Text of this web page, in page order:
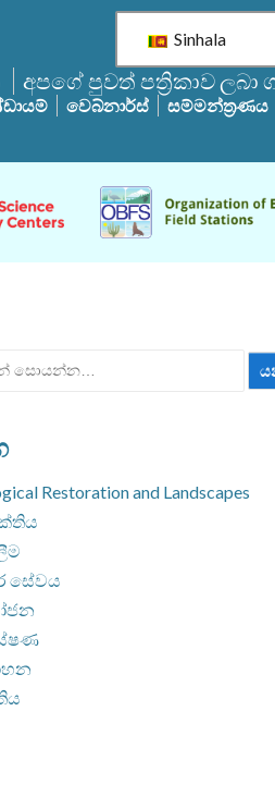
Sinhala
අපගේ පුවත් පත්‍රිකාව ලබා
වෙබ්නාර්ස් සම්මන්ත්‍රණය
Restoration and Landscapes
සේවය